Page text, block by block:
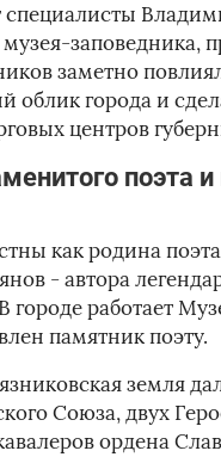
специалисты
музея-
заметно
облик города и
центров
поэта и
как родина
- автора
городе работает
памятник поэту.
земля
Союза, двух
ордена